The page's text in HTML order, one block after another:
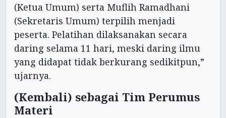
(Ketua Umum) serta Muflih Ramadhani
(Sekretaris Umum) terpilih menjadi
peserta. Pelatihan dilaksanakan secara
daring selama 11 hari, meski daring ilmu
yang didapat tidak berkurang sedikitpun,”
ujarnya.
(Kembali) sebagai Tim Perumus
Materi